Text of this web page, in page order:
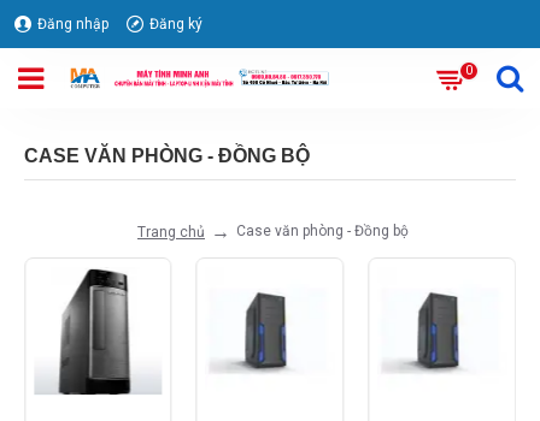
Đăng nhập Đăng ký
0
Trang chủ Case văn phòng - Đồng bộ
CASE VĂN PHÒNG - ĐỒNG BỘ